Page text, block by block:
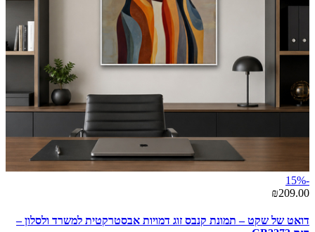
-15%
₪209.00
דואט של שקט – תמונת קנבס זוג דמויות אבסטרקטית למשרד ולסלון –